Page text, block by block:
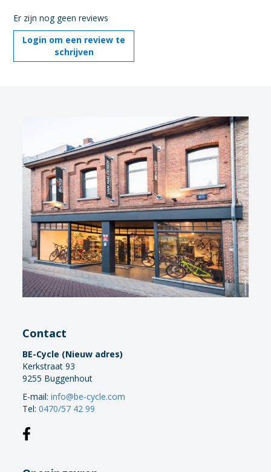
Er zijn nog geen reviews
Login om een review te
schrijven
Contact
BE-Cycle (Nieuw adres)
Kerkstraat 93
9255 Buggenhout
E-mail:info@be-cycle.com
Tel:0470/57 42 99